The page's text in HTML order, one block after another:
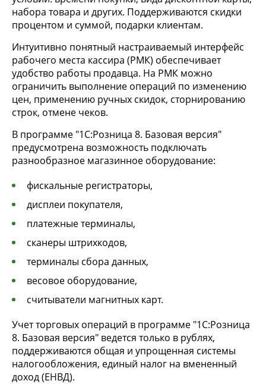
набора товара и других. Поддерживаются скидки
процентом и суммой, подарки клиентам.
Интуитивно понятный настраиваемый интерфейс
рабочего места кассира (РМК) обеспечивает
удобство работы продавца. На РМК можно
ограничить выполнение операций по изменению
цен, применению ручных скидок, сторнированию
строк, отмене чеков.
В программе "1С:Розница 8. Базовая версия"
предусмотрена возможность подключать
разнообразное магазинное оборудование:
фискальные регистраторы,
дисплеи покупателя,
платежные терминалы,
сканеры штрихкодов,
терминалы сбора данных,
весовое оборудование,
считыватели магнитных карт.
Учет торговых операций в программе "1С:Розница
8. Базовая версия" ведется только в рублях,
поддерживаются общая и упрощенная системы
налогообложения, единый налог на вмененный
доход (ЕНВД).